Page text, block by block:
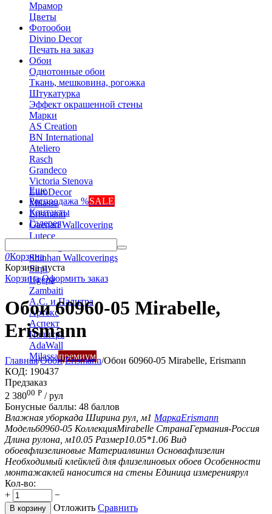
Мрамор
Цветы
Фотообои
Divino Decor
Печать на заказ
Обои
Однотонные обои
Ткань, мешковина, рогожка
Штукатурка
Эффект окрашенной стены
Марки
AS Creation
BN International
Ateliero
Rasch
Grandeco
Victoria Stenova
EuroDecor
Milassa
Erismann
Gaenari Wallcovering
Lutece
Shinhan Wallcoverings
Sirpi
Ugepa
Zambaiti
А.С. и Палитра
Артекс
Аспект
Палитра
AdaWall
Milassaпремиум
Еще
Распродажа %SALE
Контакты
Галерея
0Корзина
Корзина пуста
Корзина Оформить заказ
Обои 60960-05 Mirabelle,
Erismann
Главная/Обои/Erismann/Обои 60960-05 Mirabelle, Erismann
КОД: 190437
Предзаказ
2 38000 Р / рул
Бонусные баллы: 48 баллов
Влажная уборкада Ширина рул, м1 МаркаErismann
Модель60960-05 КоллекцияMirabelle СтранаГермания-Россия
Длина рулона, м10.05 Размер10.05*1.06 Вид
обоевфлизелиновые Материалвинил Основафлизелин
Необходимый клейклей для флизелиновых обоев Особенности
монтажаклей наносится на стены Единица измерениярул
Кол-во:
+
−
В корзину Отложить Сравнить